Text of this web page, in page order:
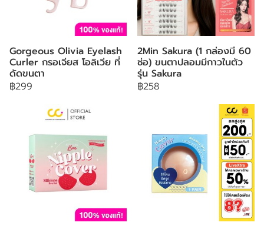
Gorgeous Olivia Eyelash
Curler กรอเจียส โอลิเวีย ที่
ดัดขนตา
฿299
2Min Sakura (1 กล่องมี 60
ช่อ) ขนตาปลอมมีกาวในตัว
รุ่น Sakura
฿258